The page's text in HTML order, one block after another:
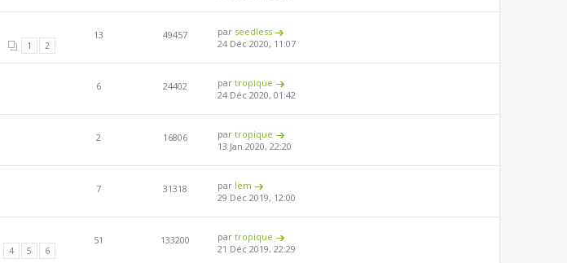
1 2
13 49457 par seedless
24 Déc 2020, 11:07
6 24402 partropique
24 Déc 2020, 01:42
2 16806 partropique
13 Jan 2020, 22:20
7 31318 par lem
29 Déc 2019, 12:00
4 5 6
51 133200 partropique
21 Déc 2019, 22:29